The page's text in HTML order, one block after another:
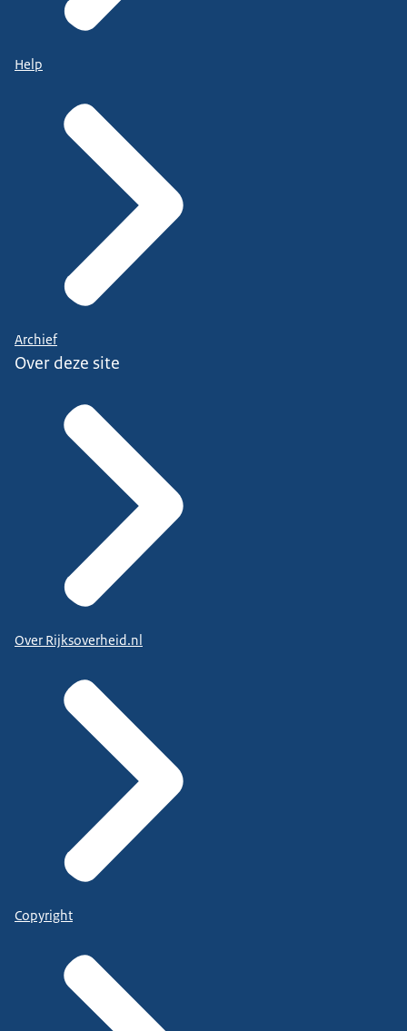
Help
Archief
Over deze site
Over Rijksoverheid.nl
Copyright